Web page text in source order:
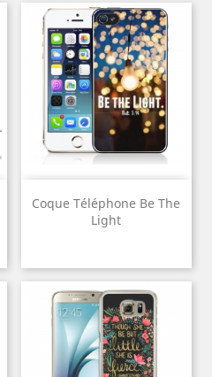
Coque Téléphone Be The
Light